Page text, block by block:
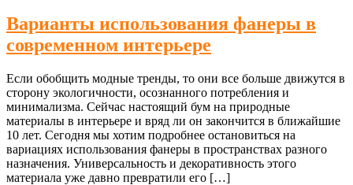
Варианты использования фанеры в
современном интерьере
Если обобщить модные тренды, то они все больше движутся в
сторону экологичности, осознанного потребления и
минимализма. Сейчас настоящий бум на природные
материалы в интерьере и вряд ли он закончится в ближайшие
10 лет. Сегодня мы хотим подробнее остановиться на
вариациях использования фанеры в пространствах разного
назначения. Универсальность и декоративность этого
материала уже давно превратили его […]